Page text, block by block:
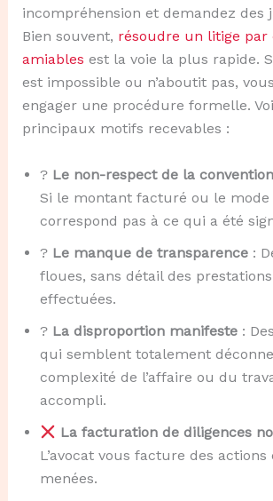
incompréhension et demandez des
Bien souvent, résoudre un litige par
amiables est la voie la plus rapide.
est impossible ou n’aboutit pas,
engager une procédure formelle.
principaux motifs recevables :
? Le non-respect de la
Si le montant facturé ou le mode
correspond pas à ce qui a été
? Le manque de transparence:
floues, sans détail des
effectuées.
? La disproportion manifeste:
qui semblent totalement
complexité de l’affaire ou du
accompli.
La facturation de diligences
L’avocat vous facture des actions
menées.